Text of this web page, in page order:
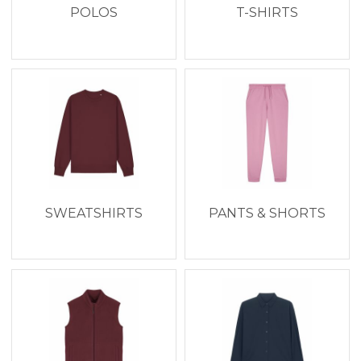
POLOS T-SHIRTS
SWEATSHIRTS PANTS & SHORTS